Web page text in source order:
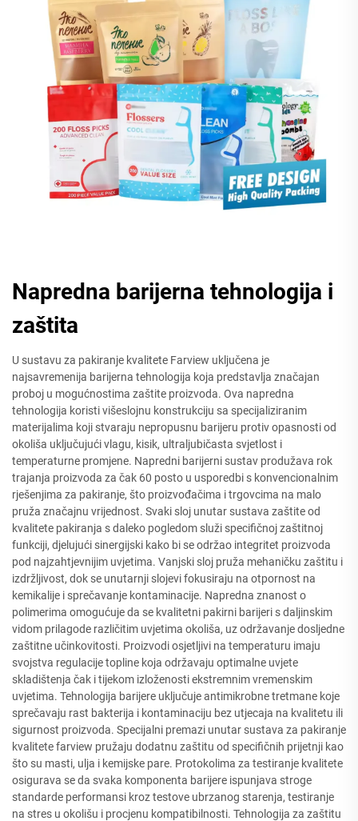
Napredna barijerna tehnologija i
zaštita
U sustavu za pakiranje kvalitete Farview uključena je
najsavremenija barijerna tehnologija koja predstavlja značajan
proboj u mogućnostima zaštite proizvoda. Ova napredna
tehnologija koristi višeslojnu konstrukciju sa specijaliziranim
materijalima koji stvaraju nepropusnu barijeru protiv opasnosti od
okoliša uključujući vlagu, kisik, ultraljubičasta svjetlost i
temperaturne promjene. Napredni barijerni sustav produžava rok
trajanja proizvoda za čak 60 posto u usporedbi s konvencionalnim
rješenjima za pakiranje, što proizvođačima i trgovcima na malo
pruža značajnu vrijednost. Svaki sloj unutar sustava zaštite od
kvalitete pakiranja s daleko pogledom služi specifičnoj zaštitnoj
funkciji, djelujući sinergijski kako bi se održao integritet proizvoda
pod najzahtjevnijim uvjetima. Vanjski sloj pruža mehaničku zaštitu i
izdržljivost, dok se unutarnji slojevi fokusiraju na otpornost na
kemikalije i sprečavanje kontaminacije. Napredna znanost o
polimerima omogućuje da se kvalitetni pakirni barijeri s daljinskim
vidom prilagode različitim uvjetima okoliša, uz održavanje dosljedne
zaštitne učinkovitosti. Proizvodi osjetljivi na temperaturu imaju
svojstva regulacije topline koja održavaju optimalne uvjete
skladištenja čak i tijekom izloženosti ekstremnim vremenskim
uvjetima. Tehnologija barijere uključuje antimikrobne tretmane koje
sprečavaju rast bakterija i kontaminaciju bez utjecaja na kvalitetu ili
sigurnost proizvoda. Specijalni premazi unutar sustava za pakiranje
kvalitete farview pružaju dodatnu zaštitu od specifičnih prijetnji kao
što su masti, ulja i kemijske pare. Protokolima za testiranje kvalitete
osigurava se da svaka komponenta barijere ispunjava stroge
standarde performansi kroz testove ubrzanog starenja, testiranje
na stres u okolišu i procjenu kompatibilnosti. Tehnologija za zaštitu